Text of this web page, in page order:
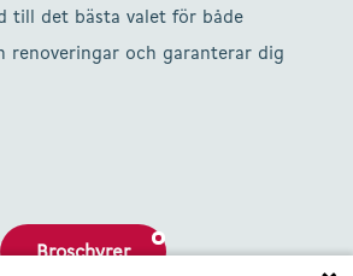
till det bästa valet för både
renoveringar och garanterar dig
Broschyrer